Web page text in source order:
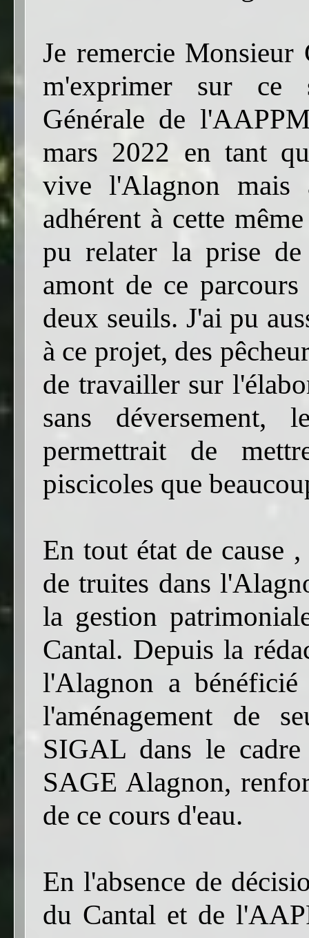
Je remercie
m'exprimer sur ce
Générale de
mars 2022 en tant
vive l'Alagnon mais
adhérent à cette
pu relater la prise
amont de ce
deux seuils. J'ai pu
à ce projet, des
de travailler sur
sans
permettrait de
piscicoles que
En tout état de cause
de truites dans
la gestion
Cantal. Depuis la
l'Alagnon a bénéficié
l'aménagement de
SIGAL dans le
SAGE Alagnon,
de ce cours d'eau.
En l'absence de
du Cantal et de